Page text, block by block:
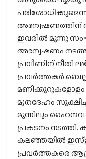
അന്വേഷണത്തിന്
ഇവരില്‍ മൂന്നു
അന്വേഷണം
പ്രവീണിന് നീതി
പ്രവര്‍ത്തകര്‍
മണിക്കൂറുകളോളം
മൃതദേഹം
മുന്നിലും
പ്രകടനം നടത്തി.
കലഞ്ഞയില്‍
പ്രവര്‍ത്തകരെ